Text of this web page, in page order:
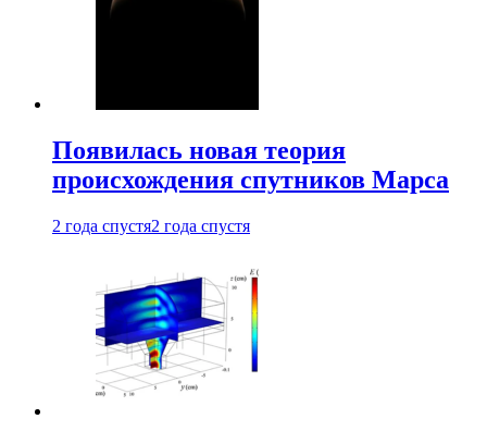
Появилась новая теория
происхождения спутников Марса
2 года спустя2 года спустя